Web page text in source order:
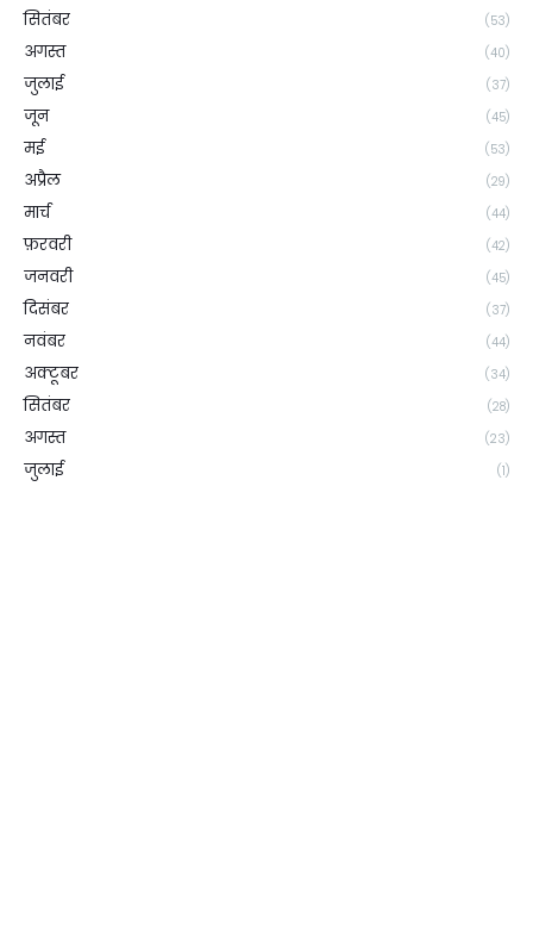
सितंबर (53)
अगस्त (40)
जुलाई (37)
जून (45)
मई (53)
अप्रैल (29)
मार्च (44)
फ़रवरी (42)
जनवरी (45)
दिसंबर (37)
नवंबर (44)
अक्टूबर (34)
सितंबर (28)
अगस्त (23)
जुलाई (1)